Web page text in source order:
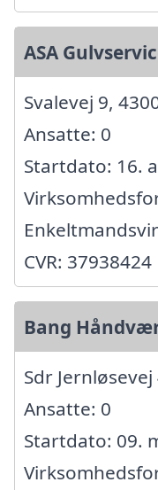
ASA
Svalevej 9,
Ansatte: 0
Startdato: 16.
CVR: 37938424
Bang
Sdr
Ansatte: 0
Startdato: 09.